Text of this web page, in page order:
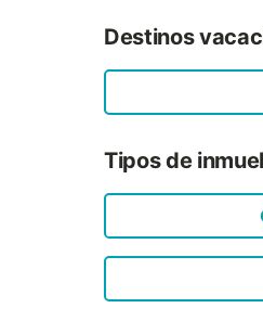
Destinos
Tipos de